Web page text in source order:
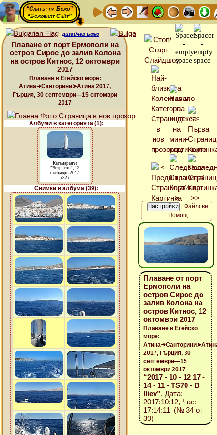
“Сайтът на Божо”
“Божовият Сайт”
Дизайнер Божо
Плаване от порт Ермополи на
остров Сирос до залив Колона
на остров Китнос, 12 октомври
2017
Плаване в Егейско море:
Атина➜Санторини➤Атина 2017,
Гърция, 30 септември—15 октомври
2017
Албуми в категорията (1):
Катамаранът
"Ветрогон", 12
октомври 2017
(32)
Снимки в албума (39):
Файлове
Помощ
Плаване от порт
Ермополи на
остров Сирос до
залив Колона на
остров Китнос, 12
октомври 2017
Плаване в Егейско
море:
2017, Гърция, 30
септември—15
октомври 2017
“2017 - 10 - 12 17 -
14 - 11 - TS70 - B
Iliev”, Дата:
2017:10:12, Час:
17:14:11 (№ 34 от
39)